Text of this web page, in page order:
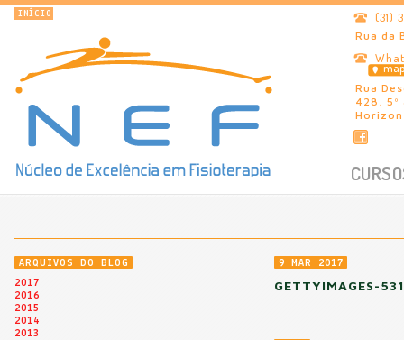
INÍCIO (31)
Rua da
Rua
428, 5º
ARQUIVOS DO BLOG
2017
2016
2015
2014
2013
9 MAR 2017
GETTYIMAGES-